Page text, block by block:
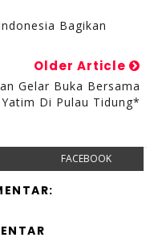
Bagikan
Older Article
Gelar Buka Bersama
Di Pulau Tidung*
FACEBOOK